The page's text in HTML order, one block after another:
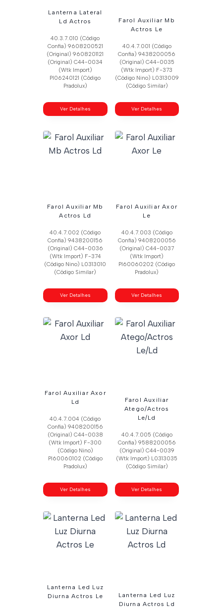
Lanterna Lateral
Ld Actros
40.3.7.010 (Código
Confia) 9608200521
(Original) 9608201121
(Original) C44-0034
(Wtk Import)
Pl06240121 (Código
Pradolux)
Ver Detalhes
Farol Auxiliar Mb
Actros Le
40.4.7.001 (Código
Confia) 9438200056
(Original) C44-0035
(Wtk Import) F-373
(Código Nino) L0313009
(Código Similar)
Ver Detalhes
Farol Auxiliar Mb
Actros Ld
40.4.7.002 (Código
Confia) 9438200156
(Original) C44-0036
(Wtk Import) F-374
(Código Nino) L0313010
(Código Similar)
Ver Detalhes
Farol Auxiliar Axor
Le
40.4.7.003 (Código
Confia) 9408200056
(Original) C44-0037
(Wtk Import)
Pl60060202 (Código
Pradolux)
Ver Detalhes
Farol Auxiliar Axor
Ld
40.4.7.004 (Código
Confia) 9408200156
(Original) C44-0038
(Wtk Import) F-300
(Código Nino)
Pl60060102 (Código
Pradolux)
Ver Detalhes
Farol Auxiliar
Atego/Actros
Le/Ld
40.4.7.005 (Código
Confia) 9588200056
(Original) C44-0039
(Wtk Import) L0313035
(Código Similar)
Ver Detalhes
Lanterna Led Luz
Diurna Actros Le
Lanterna Led Luz
Diurna Actros Ld